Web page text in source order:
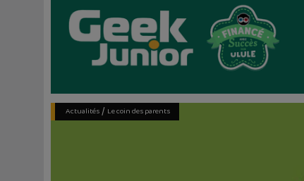
Actualités/ Le coin des parents